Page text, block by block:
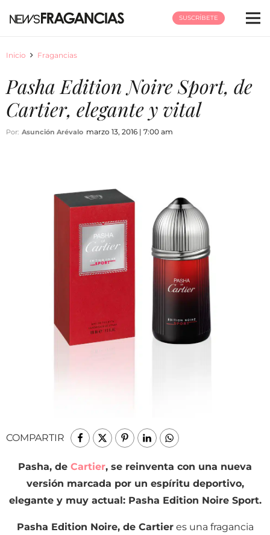
SUSCRÍBETE
Inicio Fragancias
Pasha Edition Noire Sport, de
Cartier, elegante y vital
Por: Asunción Arévalo marzo 13, 2016 | 7:00 am
COMPARTIR
Pasha, de Cartier, se reinventa con una nueva
versión marcada por un espíritu deportivo,
elegante y muy actual: Pasha Edition Noire Sport.
Pasha Edition Noire, de Cartieres una fragancia